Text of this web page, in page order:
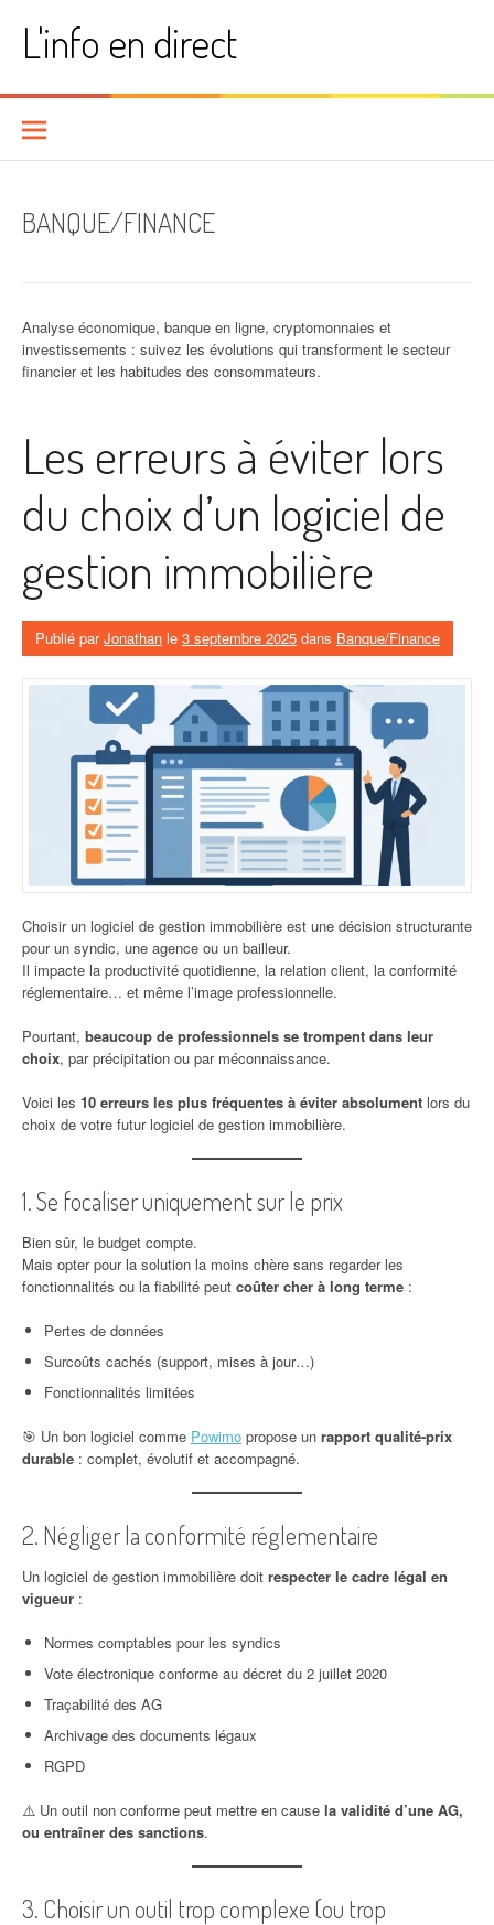
contenuL'info en direct
BANQUE/FINANCE
Analyse économique, banque en ligne, cryptomonnaies et
investissements : suivez les évolutions qui transforment le secteur
financier et les habitudes des consommateurs.
Les erreurs à éviter lors
du choix d’un logiciel de
gestion immobilière
Publié parJonathan le 3 septembre 2025 dans Banque/Finance
Choisir un logiciel de gestion immobilière est une décision structurante
pour un syndic, une agence ou un bailleur.
Il impacte la productivité quotidienne, la relation client, la conformité
réglementaire… et même l’image professionnelle.
Pourtant, beaucoup de professionnels se trompent dans leur
choix, par précipitation ou par méconnaissance.
Voici les 10 erreurs les plus fréquentes à éviter absolument lors du
choix de votre futur logiciel de gestion immobilière.
1. Se focaliser uniquement sur le prix
Bien sûr, le budget compte.
Mais opter pour la solution la moins chère sans regarder les
fonctionnalités ou la fiabilité peut coûter cher à long terme :
Pertes de données
Surcoûts cachés (support, mises à jour…)
Fonctionnalités limitées
🎯 Un bon logiciel comme Powimo propose un rapport qualité-prix
durable : complet, évolutif et accompagné.
2. Négliger la conformité réglementaire
Un logiciel de gestion immobilière doit respecter le cadre légal en
vigueur :
Normes comptables pour les syndics
Vote électronique conforme au décret du 2 juillet 2020
Traçabilité des AG
Archivage des documents légaux
RGPD
⚠️ Un outil non conforme peut mettre en cause la validité d’une AG,
ou entraîner des sanctions.
3. Choisir un outil trop complexe (ou trop